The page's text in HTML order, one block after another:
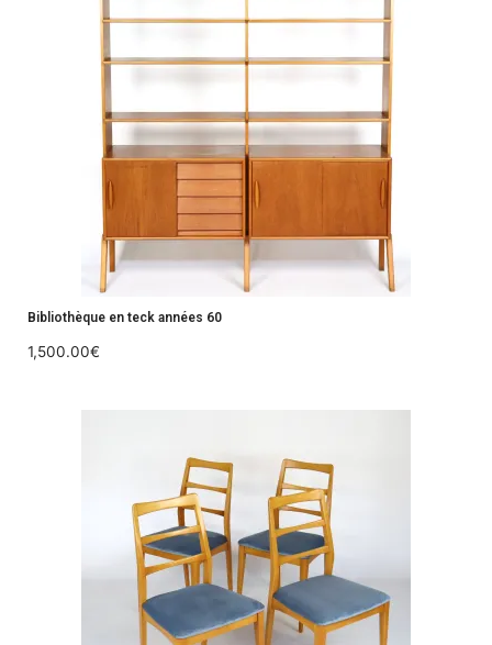
Bibliothèque en teck années 60
1,500.00€